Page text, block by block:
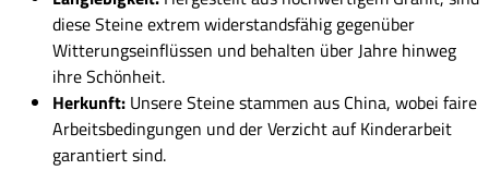
diese Steine extrem widerstandsfähig gegenüber
Witterungseinflüssen und behalten über Jahre hinweg
ihre Schönheit.
Herkunft: Unsere Steine stammen aus China, wobei faire
Arbeitsbedingungen und der Verzicht auf Kinderarbeit
garantiert sind.